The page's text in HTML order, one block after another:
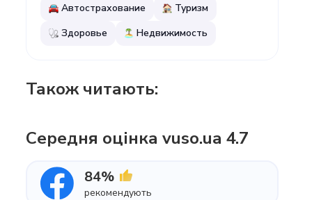
Автострахование
Туризм
Здоровье
Недвижимость
Також читають:
Середня оцінка vuso.ua 4.7
84%
рекомендують